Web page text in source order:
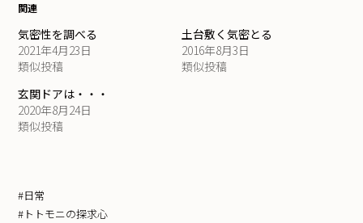
関連
気密性を調べる
2021年4月23日
類似投稿
土台敷く気密とる
2016年8月3日
類似投稿
玄関ドアは・・・
2020年8月24日
類似投稿
#日常
#トトモニの探求心